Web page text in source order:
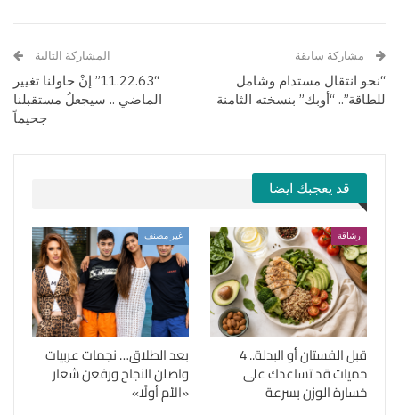
مشاركة سابقة
“نحو انتقال مستدام وشامل
للطاقة”.. “أوبك” بنسخته الثامنة
المشاركة التالية
“11.22.63” إنْ حاولنا تغيير
الماضي .. سيجعلُ مستقبلنا
جحيماً
قد يعجبك ايضا
رشاقة
قبل الفستان أو البدلة.. 4
حميات قد تساعدك على
خسارة الوزن بسرعة
غير مصنف
بعد الطلاق… نجمات عربيات
واصلن النجاح ورفعن شعار
«الأم أولًا»